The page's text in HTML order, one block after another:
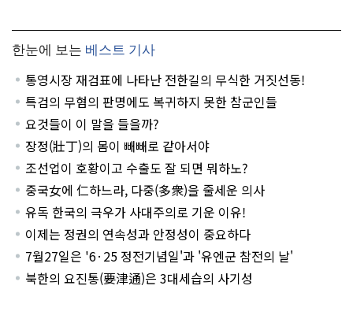
한눈에 보는 베스트 기사
통영시장 재검표에 나타난 전한길의 무식한 거짓선동!
특검의 무혐의 판명에도 복귀하지 못한 참군인들
요것들이 이 말을 들을까?
장정(壯丁)의 몸이 빼빼로 같아서야
조선업이 호황이고 수출도 잘 되면 뭐하노?
중국女에 仁하느라, 다중(多衆)을 줄세운 의사
유독 한국의 극우가 사대주의로 기운 이유!
이제는 정권의 연속성과 안정성이 중요하다
7월27일은 '6·25 정전기념일'과 '유엔군 참전의 날'
북한의 요진통(要津通)은 3대세습의 사기성